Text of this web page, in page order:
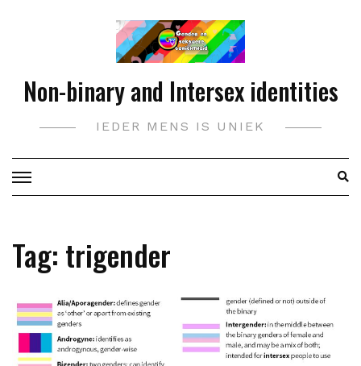
Non-binary and Intersex identities
IEDER MENS IS UNIEK
Tag: trigender